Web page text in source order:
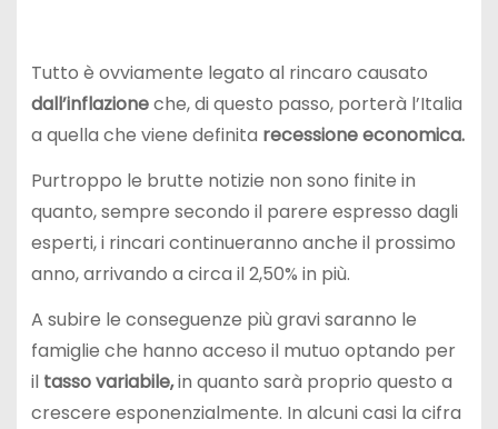
Tutto è ovviamente legato al rincaro causato
dall’inflazioneche, di questo passo, porterà l’Italia
a quella che viene definita recessione economica.
Purtroppo le brutte notizie non sono finite in
quanto, sempre secondo il parere espresso dagli
esperti, i rincari continueranno anche il prossimo
anno, arrivando a circa il 2,50% in più.
A subire le conseguenze più gravi saranno le
famiglie che hanno acceso il mutuo optando per
il tassovariabile,in quanto sarà proprio questo a
crescere esponenzialmente. In alcuni casi la cifra